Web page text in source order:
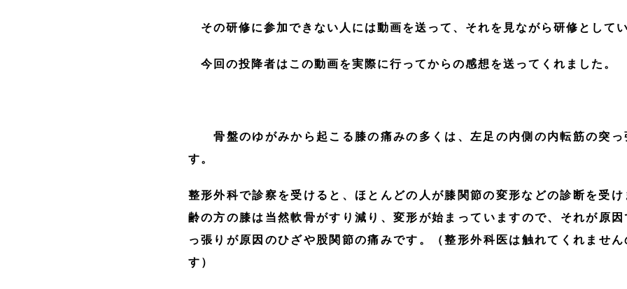
その研修に参加できない人には動画を送って、それを見ながら研修としてい
今回の投降者はこの動画を実際に行ってからの感想を送ってくれました。
骨盤のゆがみから起こる膝の痛みの多くは、左足の内側の内転筋の突っ
す。
整形外科で診察を受けると、ほとんどの人が膝関節の変形などの診断を受
齢の方の膝は当然軟骨がすり減り、変形が始まっていますので、それが原
っ張りが原因のひざや股関節の痛みです。（整形外科医は触れてくれませ
す）